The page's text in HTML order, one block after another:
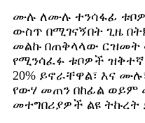
ሙሉ ለሙሉ ተንሳፋፊ
ውስጥ በሚገናኝበት ጊዜ
መልኩ በጠቅላላው
የሚንሳፈፉ ቱቦዎች
20% ይኖራቸዋል፣ እና
የውሃ መጠን በከፊል
መተግበሪያዎች ልዩ ትኩረት